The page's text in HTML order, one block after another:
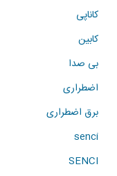
کاناپی
کابین
بی صدا
اضطراری
برق اضطراری
senci
SENCI